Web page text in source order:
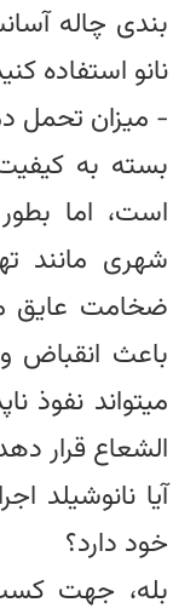
بندی چاله
نانو استفاده
- میزان تحمل
بسته به
است، اما
شهری مانند
ضخامت عایق
باعث انقباض
میتواند
الشعاع قرار
آیا نانوشیلد
خود دارد؟
بله، جهت